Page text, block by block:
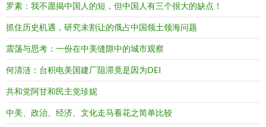
罗素：我不愿揭中国人的短，但中国人有三个很大的缺点！
抓住历史机遇，研究未割让的俄占中国领土领海问题
震荡与思考：一份在中美缝隙中的城市观察
何清涟：台积电美国建厂阻滞竟是因为DEI
共和党阿甘和民主党珍妮
中美、政治、经济、文化走马看花之简单比较